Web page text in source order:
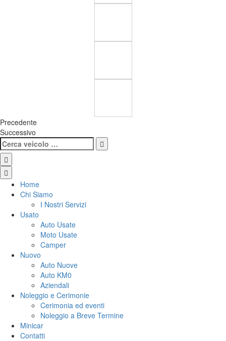
Precedente
Successivo
Home
Chi Siamo
I Nostri Servizi
Usato
Auto Usate
Moto Usate
Camper
Nuovo
Auto Nuove
Auto KM0
Aziendali
Noleggio e Cerimonie
Cerimonia ed eventi
Noleggio a Breve Termine
Minicar
Contatti